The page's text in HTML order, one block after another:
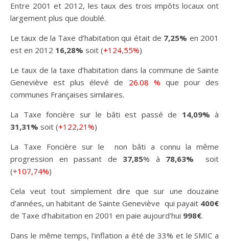
Entre 2001 et 2012, les taux des trois impôts locaux ont
largement plus que doublé.
Le taux de la Taxe d’habitation qui était de 7,25% en 2001
est en 2012 16,28% soit (+124,55%)
Le taux de la taxe d’habitation dans la commune de Sainte
Geneviève est plus élevé de 26.08 % que pour des
communes Françaises similaires.
La Taxe foncière sur le bâti est passé de 14,09% à
31,31% soit (+122,21%)
La Taxe Foncière sur le non bâti a connu la même
progression en passant de 37,85% à 78,63% soit
(+107,74%)
Cela veut tout simplement dire que sur une douzaine
d’années, un habitant de Sainte Geneviève qui payait 400€
de Taxe d’habitation en 2001 en paie aujourd’hui 998€.
Dans le même temps, l’inflation a été de 33% et le SMIC a